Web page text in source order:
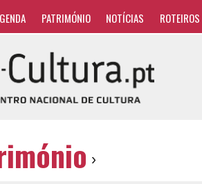
PATRIMÓNIO NOTÍCIAS ROTEIROS
›